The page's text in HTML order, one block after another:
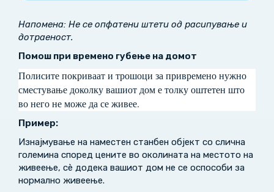
Напомена: Не се опфатени штети од расипување и
дотраеност.
Помош при времено губење на домот
Полисите покриваат и трошоци за привремено нужно
сместување доколку вашиот дом е толку оштетен што
во него не може да се живее.
Пример:
Изнајмување на наместен станбен објект со слична
големина според цените во околината на местото на
живеење, сѐ додека вашиот дом не се оспособи за
нормално живеење.